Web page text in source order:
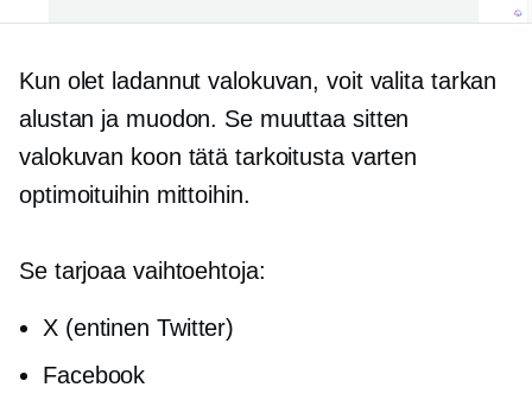
Kun olet ladannut valokuvan, voit valita tarkan
alustan ja muodon. Se muuttaa sitten
valokuvan koon tätä tarkoitusta varten
optimoituihin mittoihin.
Se tarjoaa vaihtoehtoja:
X (entinen Twitter)
Facebook